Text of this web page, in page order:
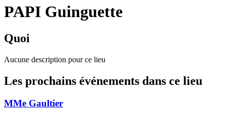
PAPI Guinguette
Quoi
Aucune description pour ce lieu
Les prochains événements dans ce lieu
MMe Gaultier